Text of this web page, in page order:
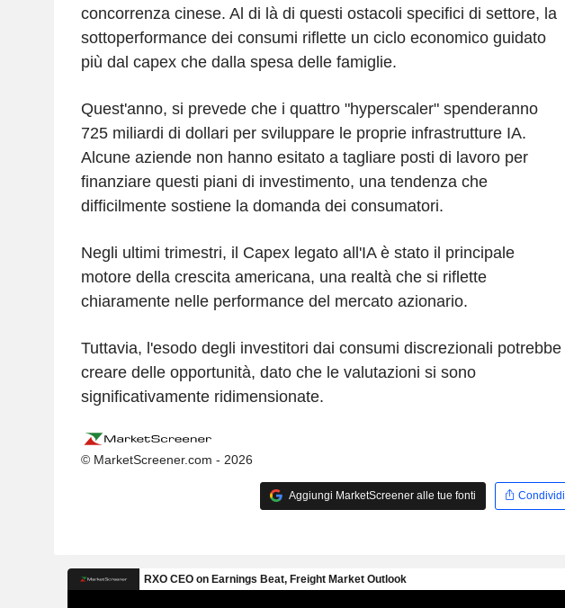
concorrenza cinese. Al di là di questi ostacoli specifici di settore, la
sottoperformance dei consumi riflette un ciclo economico guidato
più dal capex che dalla spesa delle famiglie.
Quest'anno, si prevede che i quattro "hyperscaler" spenderanno
725 miliardi di dollari per sviluppare le proprie infrastrutture IA.
Alcune aziende non hanno esitato a tagliare posti di lavoro per
finanziare questi piani di investimento, una tendenza che
difficilmente sostiene la domanda dei consumatori.
Negli ultimi trimestri, il Capex legato all'IA è stato il principale
motore della crescita americana, una realtà che si riflette
chiaramente nelle performance del mercato azionario.
Tuttavia, l'esodo degli investitori dai consumi discrezionali potrebbe
creare delle opportunità, dato che le valutazioni si sono
significativamente ridimensionate.
© MarketScreener.com - 2026
Aggiungi MarketScreener alle tue fonti Condividi